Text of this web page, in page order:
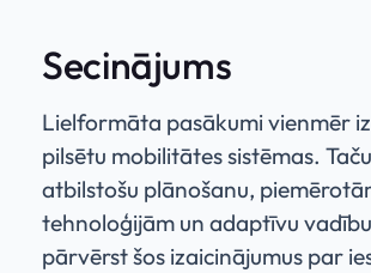
Secinājums
Lielformāta pasākumi vienmēr
pilsētu mobilitātes sistēmas.
atbilstošu plānošanu,
tehnoloģijām un adaptīvu
pārvērst šos izaicinājumus par